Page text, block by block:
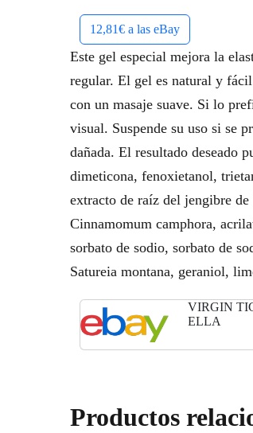
12,81€ a las eBay
Este gel especial mejora la
regular. El gel es natural y
con un masaje suave. Si lo
visual. Suspende su uso si se
dañada. El resultado deseado
dimeticona, fenoxietanol,
extracto de raíz del jengibre
Cinnamomum camphora,
sorbato de sodio, sorbato de
Satureia montana, geraniol,
VIRGIN
ELLA
Productos